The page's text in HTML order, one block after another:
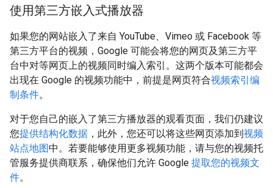
使用第三方嵌入式播放器
如果您的网站嵌入了来自 YouTube、Vimeo 或 Facebook 等
第三方平台的视频，Google 可能会将您的网页及第三方平
台中对等网页上的视频同时编入索引。这两个版本可能都会
出现在 Google 的视频功能中，前提是网页符合视频索引编
制条件。
对于您自己的嵌入了第三方播放器的观看页面，我们仍建议
您提供结构化数据 ，此外，您还可以将这些网页添加到视频
站点地图中。若要能够使用更多视频功能，请与您的视频托
管服务提供商联系，确保他们允许 Google 提取您的视频文
件。